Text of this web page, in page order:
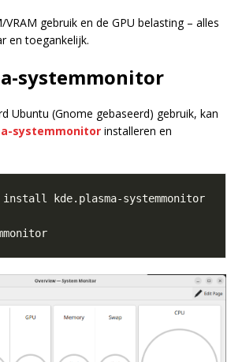
gebruik en de GPU belasting – alles
en toegankelijk.
systemmonitor
Ubuntu (Gnome gebaseerd) gebruik, kan
systemmonitor installeren en